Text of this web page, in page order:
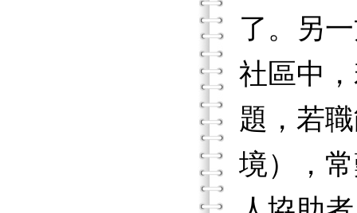
了。另
社區中
題，若
境），